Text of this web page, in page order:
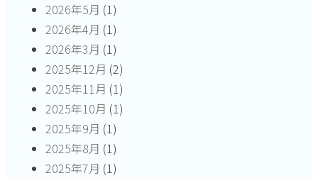
2026年5月 (1)
2026年4月 (1)
2026年3月 (1)
2025年12月 (2)
2025年11月 (1)
2025年10月 (1)
2025年9月 (1)
2025年8月 (1)
2025年7月 (1)